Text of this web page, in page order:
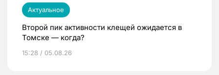
Актуальное
Второй пик активности клещей ожидается в
Томске — когда?
15:28 / 05.08.26